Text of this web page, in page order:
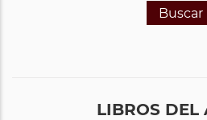
Buscar
LIBROS DEL